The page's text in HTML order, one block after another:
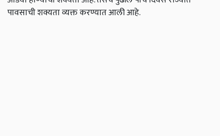
पावसाचीशक्यताव्यक्तकरण्यातआलीआहे.